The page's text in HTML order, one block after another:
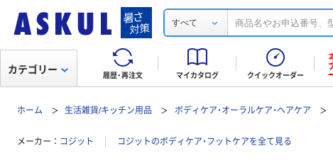
すべて
履歴・再注文 マイカタログ クイックオーダー
カテゴリー
ホーム 生活雑貨/キッチン用品 ボディケア・オーラルケア・ヘアケア
メーカー コジット コジットのボディケア・フットケアを全て見る